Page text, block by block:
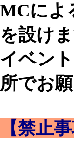
MCによ
を設けま
イベン
所でお
【禁止事